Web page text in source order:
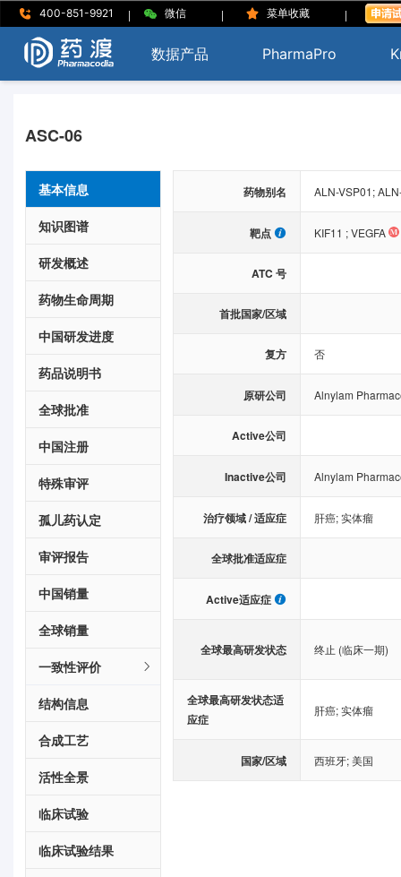
400-851-9921 | 微信 | 菜单收藏 |
数据产品 PharmaPro
ASC-06
基本信息
知识图谱
研发概述
药物生命周期
中国研发进度
药品说明书
全球批准
中国注册
特殊审评
孤儿药认定
审评报告
中国销量
全球销量
一致性评价
结构信息
合成工艺
活性全景
临床试验
临床试验结果
药物别名 ALN-VSP01;
靶点 KIF11 ;VEGFA
ATC 号
首批国家/区域
复方 否
原研公司 Alnylam
Active公司
Inactive公司 Alnylam
治疗领域 / 适应症 肝癌;实体瘤
全球批准适应症
Active适应症
全球最高研发状态 终止 (临床一期)
全球最高研发状态适
应症
肝癌;实体瘤
国家/区域 西班牙;美国